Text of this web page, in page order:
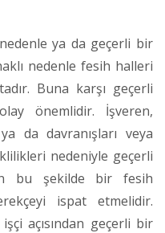
ya da geçerli bir
nedenle fesih halleri
Buna karşı geçerli
önemlidir. İşveren,
da davranışları veya
nedeniyle geçerli
bu şekilde bir fesih
ispat etmelidir.
açısından geçerli bir